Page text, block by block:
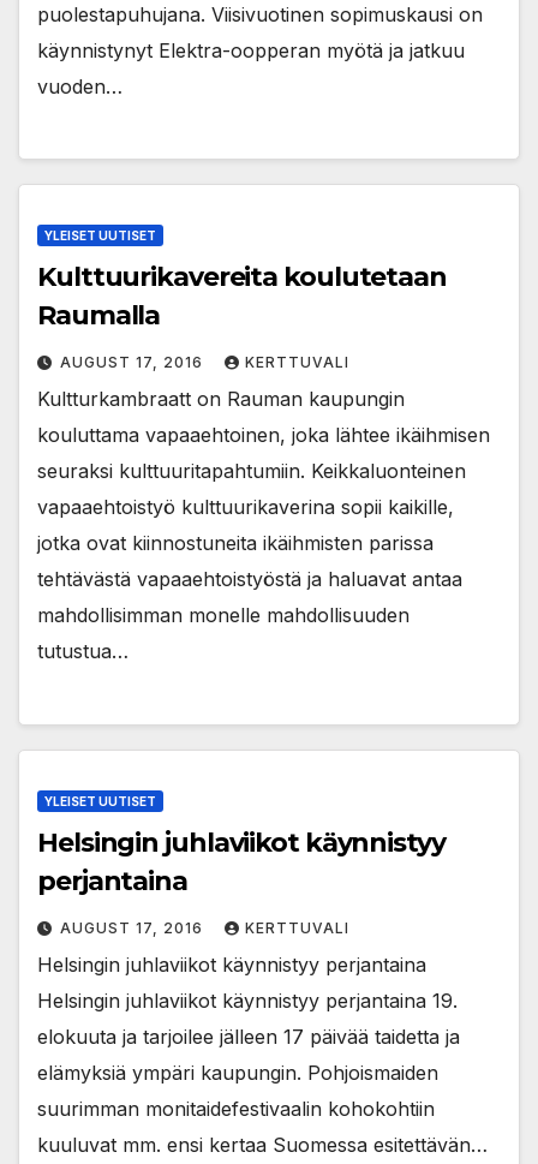
puolestapuhujana. Viisivuotinen sopimuskausi on
käynnistynyt Elektra-oopperan myötä ja jatkuu
vuoden…
YLEISET UUTISET
Kulttuurikavereita koulutetaan
Raumalla
AUGUST 17, 2016 KERTTUVALI
Kultturkambraatt on Rauman kaupungin
kouluttama vapaaehtoinen, joka lähtee ikäihmisen
seuraksi kulttuuritapahtumiin. Keikkaluonteinen
vapaaehtoistyö kulttuurikaverina sopii kaikille,
jotka ovat kiinnostuneita ikäihmisten parissa
tehtävästä vapaaehtoistyöstä ja haluavat antaa
mahdollisimman monelle mahdollisuuden
tutustua…
YLEISET UUTISET
Helsingin juhlaviikot käynnistyy
perjantaina
AUGUST 17, 2016 KERTTUVALI
Helsingin juhlaviikot käynnistyy perjantaina
Helsingin juhlaviikot käynnistyy perjantaina 19.
elokuuta ja tarjoilee jälleen 17 päivää taidetta ja
elämyksiä ympäri kaupungin. Pohjoismaiden
suurimman monitaidefestivaalin kohokohtiin
kuuluvat mm. ensi kertaa Suomessa esitettävän…